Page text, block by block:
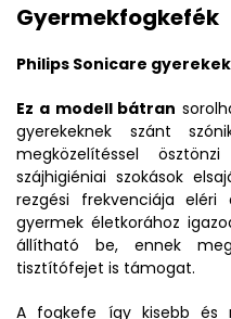
Gyermekfogkefék
Philips Sonicare
Ez a modell bátran
gyerekeknek szánt
megközelítéssel
szájhigiéniai szokások
rezgési frekvenciája eléri
gyermek életkorához
állítható be, ennek
tisztítófejet is támogat.
A fogkefe így kisebb és